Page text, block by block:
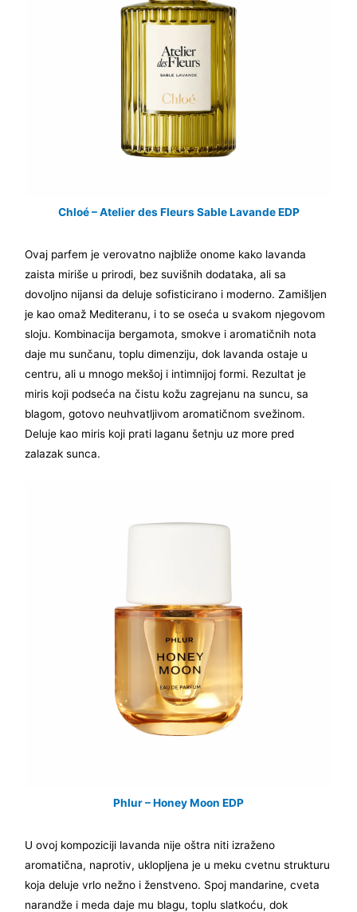
Chloé – Atelier des Fleurs Sable Lavande EDP
Ovaj parfem je verovatno najbliže onome kako lavanda
zaista miriše u prirodi, bez suvišnih dodataka, ali sa
dovoljno nijansi da deluje sofisticirano i moderno. Zamišljen
je kao omaž Mediteranu, i to se oseća u svakom njegovom
sloju. Kombinacija bergamota, smokve i aromatičnih nota
daje mu sunčanu, toplu dimenziju, dok lavanda ostaje u
centru, ali u mnogo mekšoj i intimnijoj formi. Rezultat je
miris koji podseća na čistu kožu zagrejanu na suncu, sa
blagom, gotovo neuhvatljivom aromatičnom svežinom.
Deluje kao miris koji prati laganu šetnju uz more pred
zalazak sunca.
Phlur – Honey Moon EDP
U ovoj kompoziciji lavanda nije oštra niti izraženo
aromatična, naprotiv, uklopljena je u meku cvetnu strukturu
koja deluje vrlo nežno i ženstveno. Spoj mandarine, cveta
narandže i meda daje mu blagu, toplu slatkoću, dok